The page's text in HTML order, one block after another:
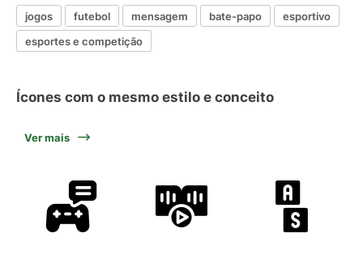
jogos futebol mensagem bate-papo
esportivo
esportes e competição
Ícones com o mesmo estilo e conceito
Ver mais